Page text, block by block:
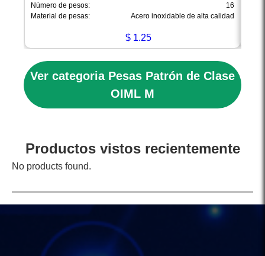
Número de pesos:
16
Material de pesas:
Acero inoxidable de alta calidad
$ 1.25
Ver categoria Pesas Patrón de Clase
OIML M
Productos vistos recientemente
No products found.